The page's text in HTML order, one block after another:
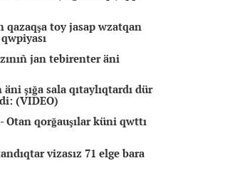
qazaqşa toy jasap wzatqan
jan tebirenter äni
äni şığa sala qıtaylıqtardı dür
(VIDEO)
Otan qorğauşılar küni qwttı
vizasız 71 elge bara